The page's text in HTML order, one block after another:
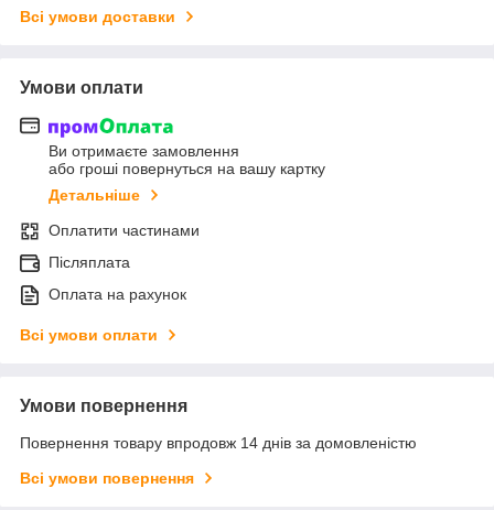
Всі умови доставки
Умови оплати
Ви отримаєте замовлення
або гроші повернуться на вашу картку
Детальніше
Оплатити частинами
Післяплата
Оплата на рахунок
Всі умови оплати
Умови повернення
Повернення товару впродовж 14 днів за домовленістю
Всі умови повернення